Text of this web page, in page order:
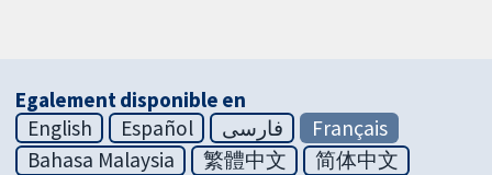
Egalement disponible en
English
Español فارسی
Français
Bahasa Malaysia
繁體中文 简体中文